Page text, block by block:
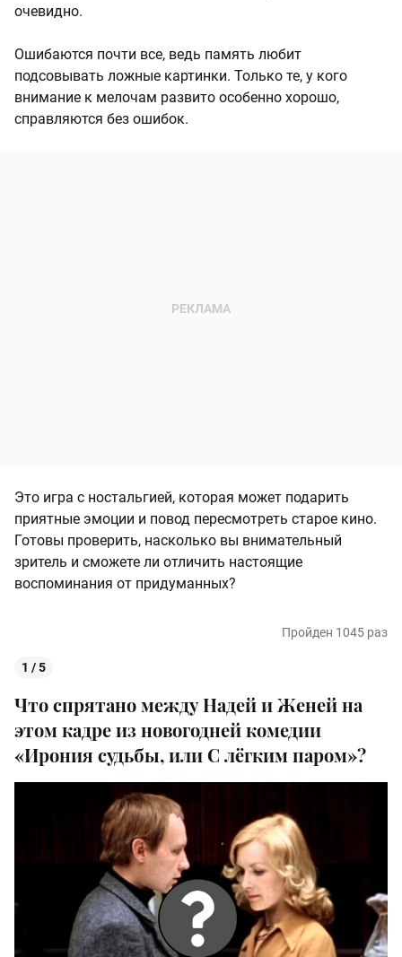
очевидно.
Ошибаются почти все, ведь память любит
подсовывать ложные картинки. Только те, у кого
внимание к мелочам развито особенно хорошо,
справляются без ошибок.
Это игра с ностальгией, которая может подарить
приятные эмоции и повод пересмотреть старое кино.
Готовы проверить, насколько вы внимательный
зритель и сможете ли отличить настоящие
воспоминания от придуманных?
Пройден 1045 раз
1 / 5
Что спрятано между Надей и Женей на
этом кадре из новогодней комедии
«Ирония судьбы, или С лёгким паром»?